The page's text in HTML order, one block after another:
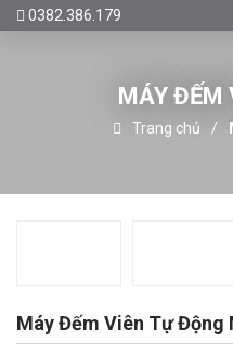
0382.386.179
MÁY ĐẾM
Trang chủ
Máy Đếm Viên Tự Động